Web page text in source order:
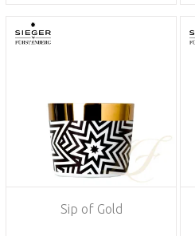
Sip of Gold